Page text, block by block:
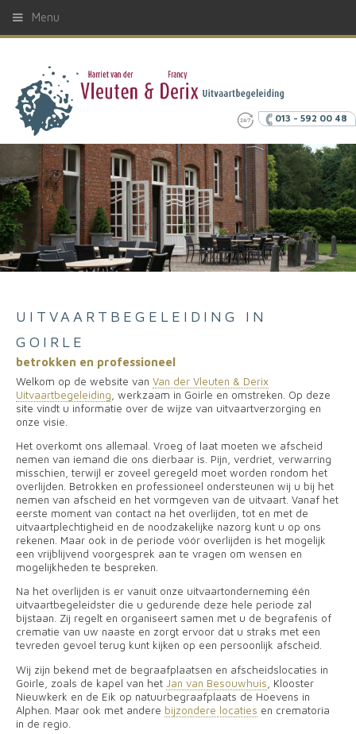
013 - 592 00 48
UITVAARTBEGELEIDING IN
GOIRLE
betrokken en professioneel
Welkom op de website van Van der Vleuten & Derix
Uitvaartbegeleiding werkzaam in Goirle en omstreken. Op deze
site vindt u informatie over de wijze van uitvaartverzorging en
onze visie.
Het overkomt ons allemaal. Vroeg of laat moeten we afscheid
nemen van iemand die ons dierbaar is. Pijn, verdriet, verwarring
misschien, terwijl er zoveel geregeld moet worden rondom het
overlijden. Betrokken en professioneel ondersteunen wij u bij het
nemen van afscheid en het vormgeven van de uitvaart. Vanaf het
eerste moment van contact na het overlijden, tot en met de
uitvaartplechtigheid en de noodzakelijke nazorg kunt u op ons
rekenen. Maar ook in de periode vóór overlijden is het mogelijk
een vrijblijvend voorgesprek aan te vragen om wensen en
mogelijkheden te bespreken.
Na het overlijden is er vanuit onze uitvaartonderneming één
uitvaartbegeleidster die u gedurende deze hele periode zal
bijstaan. Zij regelt en organiseert samen met u de begrafenis of
crematie van uw naaste en zorgt ervoor dat u straks met een
tevreden gevoel terug kunt kijken op een persoonlijk afscheid.
Wij zijn bekend met de begraafplaatsen en afscheidslocaties in
Goirle, zoals de kapel van het Jan van Besouwhuis , Klooster
Nieuwkerk en de Eik op natuurbegraafplaats de Hoevens in
Alphen. Maar ook met andere bijzondere locaties en crematoria
in de regio.
Menu